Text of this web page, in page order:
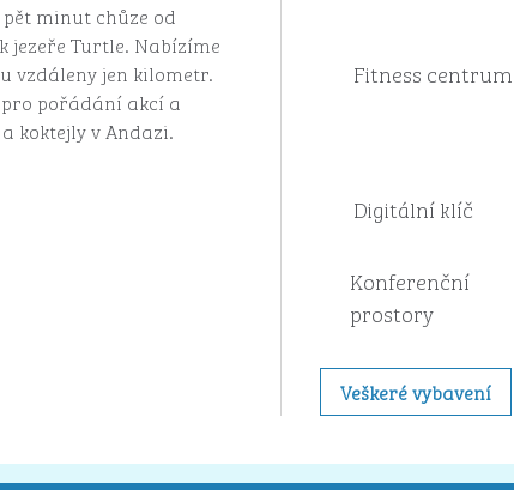
minut chůze od
jezeře Turtle. Nabízíme
vzdáleny jen kilometr.
pořádání akcí a
koktejly v Andazi.
Fitness centrum
Digitální klíč
Konferenční
prostory
Veškeré vybavení